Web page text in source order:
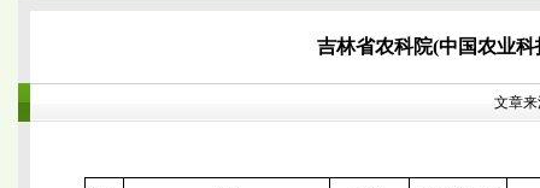
吉林省农科院(中国农业
文章